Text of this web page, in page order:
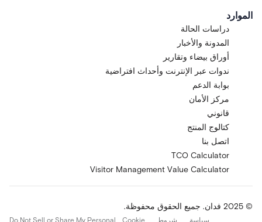
الموارد
دراسات الحالة
المدونة والأخبار
أوراق بيضاء وتقارير
ندوات عبر الإنترنت وأحداث افتراضية
بوابة الدعم
مركز الأمان
قانوني
كتالوج المنتج
اتصل بنا
TCO Calculator
Visitor Management Value Calculator
© 2025 فدان. جميع الحقوق محفوظة.
سياسة شروط Cookie
Do Not Sell or Share My Personal